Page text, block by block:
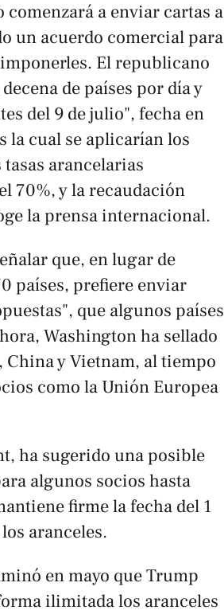
a enviar cartas a
un acuerdo comercial para
El republicano
de países por día y
del 9 de julio", fecha en
la cual se aplicarían los
arancelarias
70%, y la recaudación
la prensa internacional.
que, en lugar de
países, prefiere enviar
que algunos países
Washington ha sellado
y Vietnam, al tiempo
como la Unión Europea
ha sugerido una posible
algunos socios hasta
firme la fecha del 1
aranceles.
en mayo que Trump
ilimitada los aranceles